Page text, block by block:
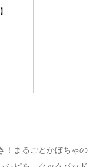
！まるごとかぼちゃの